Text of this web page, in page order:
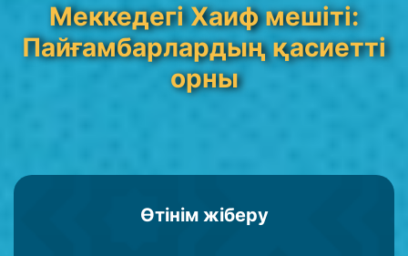
Меккедегі Хаиф мешіті:
Пайғамбарлардың қасиетті
орны
Өтінім жіберу